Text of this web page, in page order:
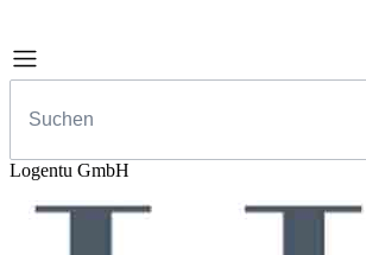
Logentu GmbH